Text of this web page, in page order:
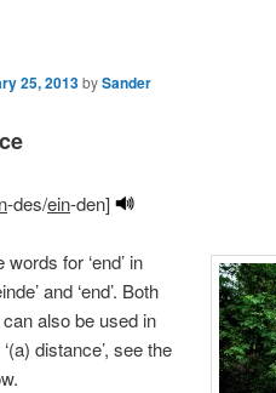
25, 2013bySander
-des/ein-den]
for ‘end’ in
and ‘end’. Both
can also be used in
distance’, see the